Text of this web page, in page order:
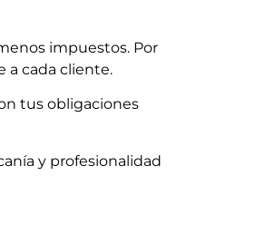
impuestos. Por
a cada cliente.
tus obligaciones
y profesionalidad